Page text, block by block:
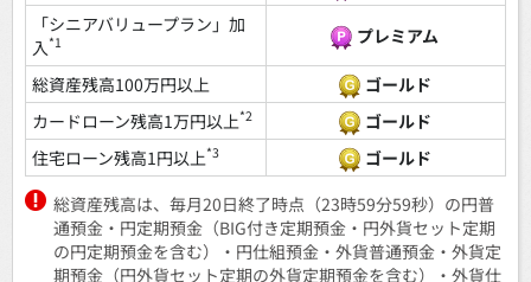
「シニアバリュープラン」加
入 *1 プレミアム
総資産残高100万円以上
ゴールド
カードローン残高1万円以上*2
ゴールド
住宅ローン残高1円以上*3
ゴールド
総資産残高は、毎月20日終了時点（23時59分59秒）の円普
通預金・円定期預金（BIG付き定期預金・円外貨セット定期
の円定期預金を含む）・円仕組預金・外貨普通預金・外貨定
期預金（円外貨セット定期の外貨定期預金を含む）・外貨仕